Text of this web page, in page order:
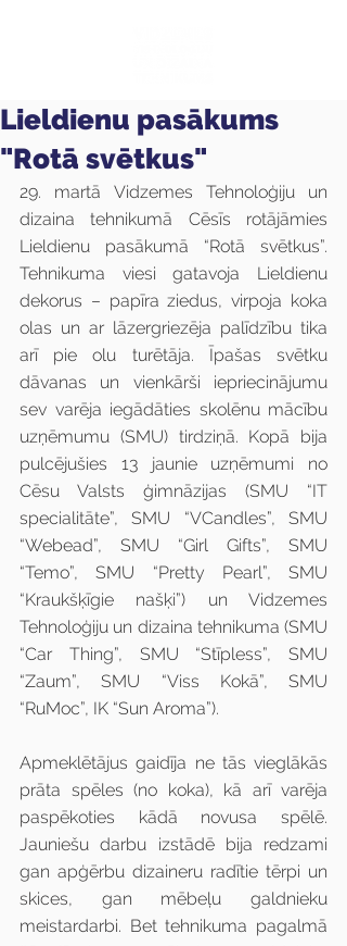
Lieldienu pasākums
"Rotā svētkus"
29. martā Vidzemes Tehnoloģiju un
dizaina tehnikumā Cēsīs rotājāmies
Lieldienu pasākumā “Rotā svētkus”.
Tehnikuma viesi gatavoja Lieldienu
dekorus – papīra ziedus, virpoja koka
olas un ar lāzergriezēja palīdzību tika
arī pie olu turētāja. Īpašas svētku
dāvanas un vienkārši iepriecinājumu
sev varēja iegādāties skolēnu mācību
uzņēmumu (SMU) tirdziņā. Kopā bija
pulcējušies 13 jaunie uzņēmumi no
Cēsu Valsts ģimnāzijas (SMU “IT
specialitāte”, SMU “VCandles”, SMU
“Webead”, SMU “Girl Gifts”, SMU
“Temo”, SMU “Pretty Pearl”, SMU
“Kraukšķīgie našķi”) un Vidzemes
Tehnoloģiju un dizaina tehnikuma (SMU
“Car Thing”, SMU “Stīpless”, SMU
“Zaum”, SMU “Viss Kokā”, SMU
“RuMoc”, IK “Sun Aroma”).
Apmeklētājus gaidīja ne tās vieglākās
prāta spēles (no koka), kā arī varēja
paspēkoties kādā novusa spēlē.
Jauniešu darbu izstādē bija redzami
gan apģērbu dizaineru radītie tērpi un
skices, gan mēbeļu galdnieku
meistardarbi. Bet tehnikuma pagalmā